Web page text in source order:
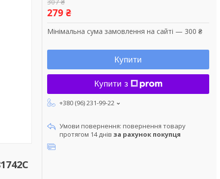
279 ₴
Мінімальна сума замовлення на сайті — 300 ₴
Купити
Купити з
+380 (96) 231-99-22
повернення товару
протягом 14 днів за рахунок покупця